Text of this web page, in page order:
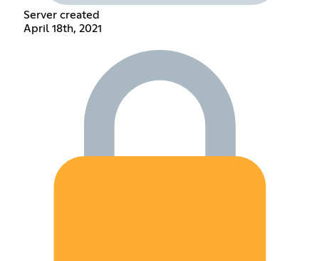
Server created
April 18th, 2021